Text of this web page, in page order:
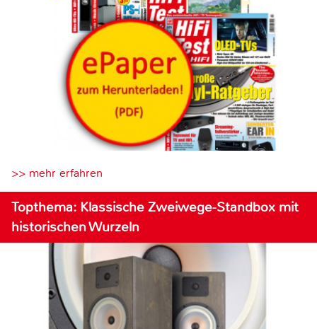
>> mehr erfahren
Topthema: Klassische Zweiwege-Standbox mit
historischen Wurzeln